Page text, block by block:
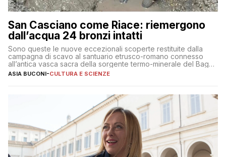
San Casciano come Riace: riemergono
dall’acqua 24 bronzi intatti
Sono queste le nuove eccezionali scoperte restituite dalla
campagna di scavo al santuario etrusco-romano connesso
all’antica vasca sacra della sorgente termo-minerale del Bagno
Grande
ASIA BUCONI-CULTURA E SCIENZE